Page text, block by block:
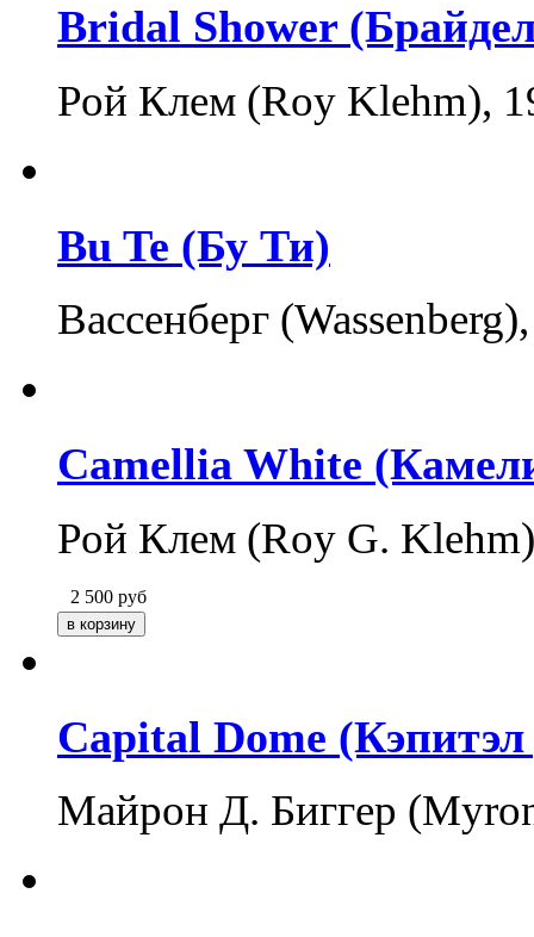
Bridal Shower
Рой Клем (Roy Klehm),
Bu Te (Бу Ти)
Вассенберг
Camellia White
Рой Клем (Roy G.
2 500 руб
Capital Dome
Майрон Д. Биггер